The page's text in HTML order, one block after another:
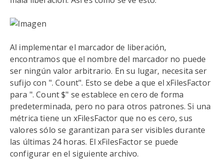
Al implementar el marcador de liberación,
encontramos que el nombre del marcador no puede
ser ningún valor arbitrario. En su lugar, necesita ser
sufijo con ". Count". Esto se debe a que el xFilesFactor
para ". Count $" se establece en cero de forma
predeterminada, pero no para otros patrones. Si una
métrica tiene un xFilesFactor que no es cero, sus
valores sólo se garantizan para ser visibles durante
las últimas 24 horas. El xFilesFactor se puede
configurar en el siguiente archivo.